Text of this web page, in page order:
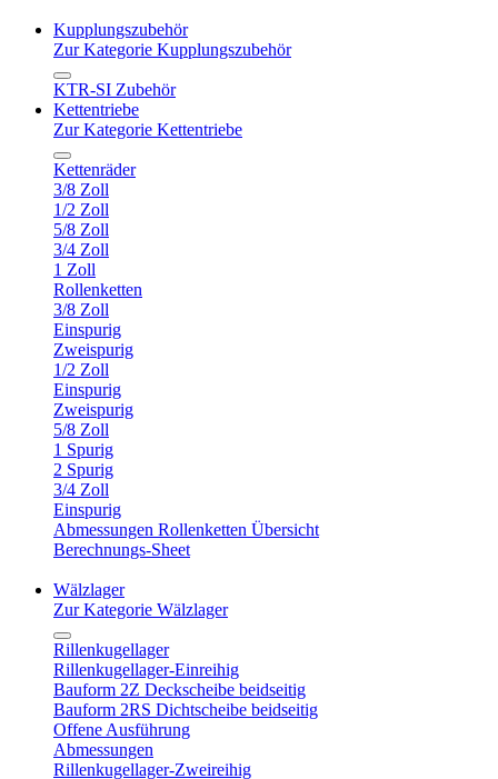
Kupplungszubehör
Zur Kategorie Kupplungszubehör
KTR-SI Zubehör
Kettentriebe
Zur Kategorie Kettentriebe
Kettenräder
3/8 Zoll
1/2 Zoll
5/8 Zoll
3/4 Zoll
1 Zoll
Rollenketten
3/8 Zoll
Einspurig
Zweispurig
1/2 Zoll
Einspurig
Zweispurig
5/8 Zoll
1 Spurig
2 Spurig
3/4 Zoll
Einspurig
Abmessungen Rollenketten Übersicht
Berechnungs-Sheet
Wälzlager
Zur Kategorie Wälzlager
Rillenkugellager
Rillenkugellager-Einreihig
Bauform 2Z Deckscheibe beidseitig
Bauform 2RS Dichtscheibe beidseitig
Offene Ausführung
Abmessungen
Rillenkugellager-Zweireihig